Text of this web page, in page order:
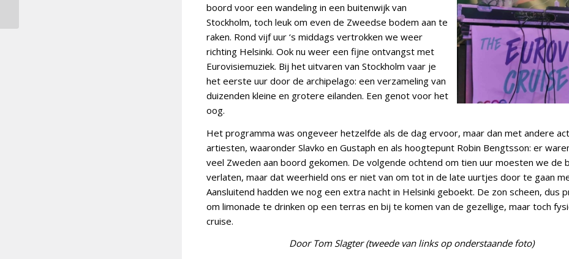
boord voor een wandeling in een buitenwijk van
Stockholm, toch leuk om even de Zweedse bodem aan te
raken. Rond vijf uur ‘s middags vertrokken we weer
richting Helsinki. Ook nu weer een fijne ontvangst met
Eurovisiemuziek. Bij het uitvaren van Stockholm vaar je
het eerste uur door de archipelago: een verzameling van
duizenden kleine en grotere eilanden. Een genot voor het
oog.
Het programma was ongeveer hetzelfde als de dag ervoor, maar dan met andere
artiesten, waaronder Slavko en Gustaph en als hoogtepunt Robin Bengtsson: er
veel Zweden aan boord gekomen. De volgende ochtend om tien uur moesten we de
verlaten, maar dat weerhield ons er niet van om tot in de late uurtjes door te gaan
Aansluitend hadden we nog een extra nacht in Helsinki geboekt. De zon scheen, dus
om limonade te drinken op een terras en bij te komen van de gezellige, maar toch
cruise.
Door Tom Slagter (tweede van links op onderstaande foto)